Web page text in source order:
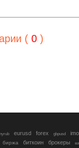
( 0 )
eurusd forex gbpusd
биржа биткоин брокеры